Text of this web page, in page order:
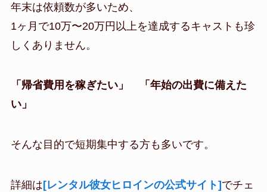
年末は依頼数が多いため、
1ヶ月で10万〜20万円以上を達成するキャストも珍
しくありません。
「帰省費用を稼ぎたい」 「年始の出費に備えた
い」
そんな目的で短期集中する方も多いです。
詳細は [レンタル彼女ヒロインの公式サイト] でチェ